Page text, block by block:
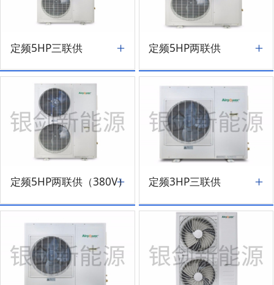
定频5HP三联供 定频5HP两联供
定频5HP两联供（380V） 定频3HP三联供